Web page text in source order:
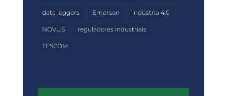
data loggers Emerson indústria 4.0
NOVUS reguladores industriais
TESCOM